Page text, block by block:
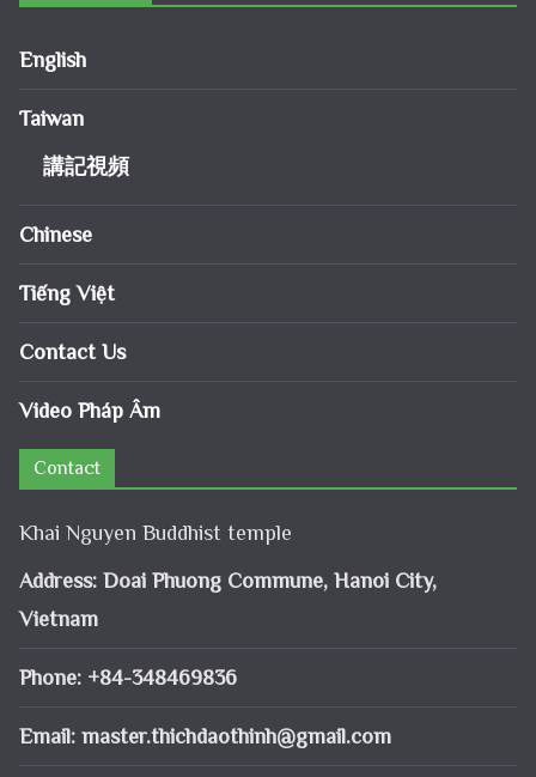
English
Taiwan
講記視頻
Chinese
Tiếng Việt
Contact Us
Video Pháp Âm
Contact
Khai Nguyen Buddhist temple
Address: Doai Phuong Commune, Hanoi City,
Vietnam
Phone: +84-348469836
Email: master.thichdaothinh@gmail.com